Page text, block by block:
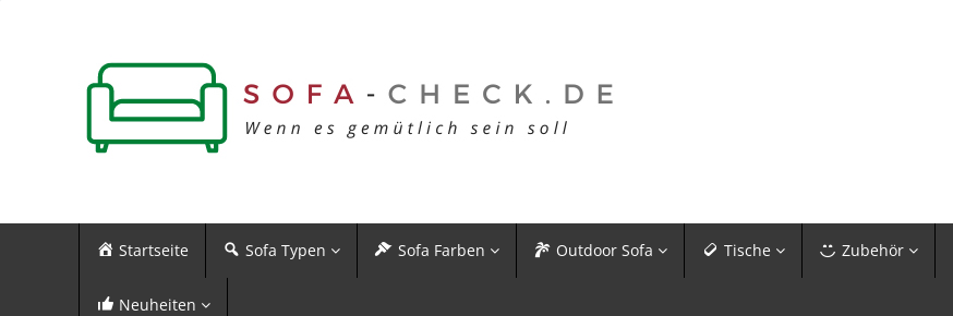
Startseite Sofa Typen Sofa Farben Outdoor Sofa Tische Zubehör
Neuheiten